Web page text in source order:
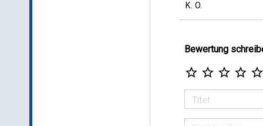
K. O.
Bewertung
star_border star_border star_border star_border star_border